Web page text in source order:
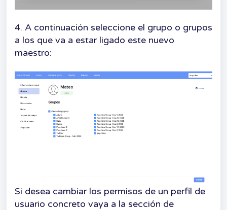
4. A continuación seleccione el grupo o grupos
a los que va a estar ligado este nuevo
maestro:
Si desea cambiar los permisos de un perfil de
usuario concreto vaya a la sección de